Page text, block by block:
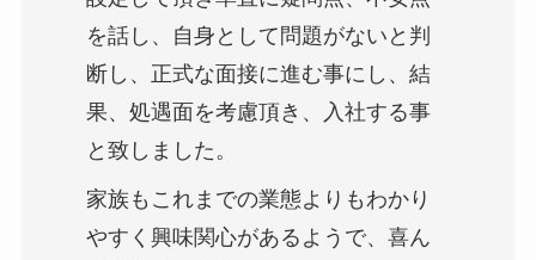
を話し、自身として問題がないと判
断し、正式な面接に進む事にし、結
果、処遇面を考慮頂き、入社する事
と致しました。
家族もこれまでの業態よりもわかり
やすく興味関心があるようで、喜ん